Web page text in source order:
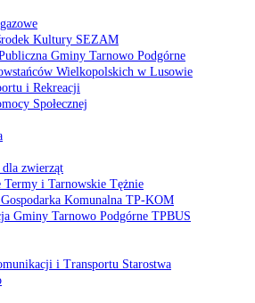
Kultury SEZAM
Gminy Tarnowo Podgórne
Wielkopolskich w Lusowie
i Rekreacji
Społecznej
zwierząt
Termy i Tarnowskie Tężnie
Komunalna TP-KOM
Gminy Tarnowo Podgórne TPBUS
i Transportu Starostwa